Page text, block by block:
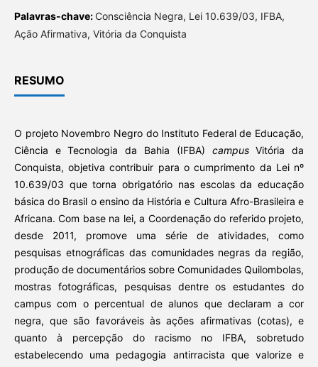
Palavras-chave: Consciência Negra, Lei 10.639/03, IFBA,
Ação Afirmativa, Vitória da Conquista
RESUMO
O projeto Novembro Negro do Instituto Federal de Educação,
Ciência e Tecnologia da Bahia (IFBA) campusVitória da
Conquista, objetiva contribuir para o cumprimento da Lei nº
10.639/03 que torna obrigatório nas escolas da educação
básica do Brasil o ensino da História e Cultura Afro-Brasileira e
Africana. Com base na lei, a Coordenação do referido projeto,
desde 2011, promove uma série de atividades, como
pesquisas etnográficas das comunidades negras da região,
produção de documentários sobre Comunidades Quilombolas,
mostras fotográficas, pesquisas dentre os estudantes do
campus com o percentual de alunos que declaram a cor
negra, que são favoráveis às ações afirmativas (cotas), e
quanto à percepção do racismo no IFBA, sobretudo
estabelecendo uma pedagogia antirracista que valorize e